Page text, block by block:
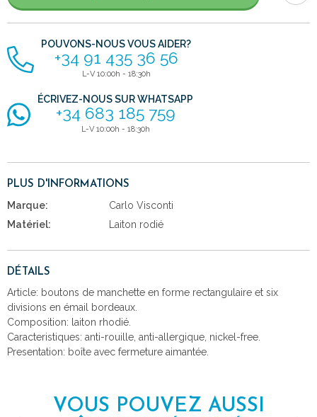
POUVONS-NOUS VOUS AIDER?
+34 91 435 36 56
L-V 10:00h - 18:30h
ÉCRIVEZ-NOUS SUR WHATSAPP
+34 683 185 759
L-V 10:00h - 18:30h
PLUS D'INFORMATIONS
Marque:
Carlo Visconti
Matériel:
Laiton rodié
DÉTAILS
Article: boutons de manchette en forme rectangulaire et six
divisions en émail bordeaux.
Composition: laiton rhodié.
Caracteristiques: anti-rouille, anti-allergique, nickel-free.
Presentation: boîte avec fermeture aimantée.
VOUS POUVEZ AUSSI